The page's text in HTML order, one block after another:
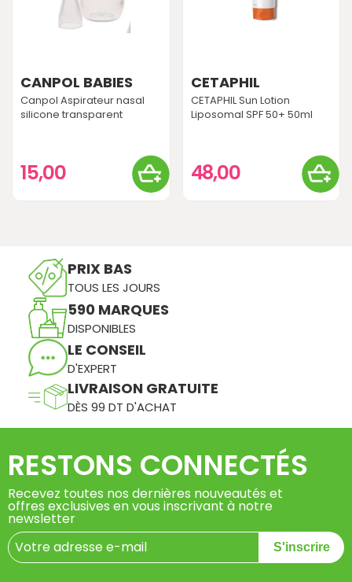
CANPOL BABIES
Canpol Aspirateur nasal
silicone transparent
15,00
CETAPHIL
CETAPHIL Sun Lotion
Liposomal SPF 50+ 50ml
48,00
PRIX BAS
TOUS LES JOURS
590 MARQUES
DISPONIBLES
LE CONSEIL
D'EXPERT
LIVRAISON GRATUITE
DÈS 99 DT D'ACHAT
RESTONS CONNECTÉS
Recevez toutes nos dernières nouveautés et
offres exclusives en vous inscrivant à notre
newsletter
S'inscrire